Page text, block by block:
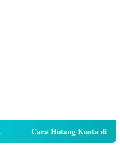
Cara Hutang Kuota di Telkomsel